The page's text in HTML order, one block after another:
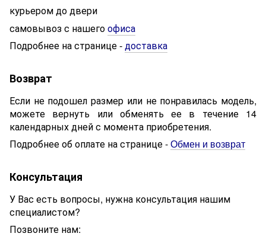
курьером до двери
самовывоз с нашегоофиса
Подробнее на странице - доставка
Возврат
Если не подошел размер или не понравилась модель,
можете вернуть или обменять ее в течение 14
календарных дней с момента приобретения.
Подробнее об оплате на странице - Обмен и возврат
Консультация
У Вас есть вопросы, нужна консультация нашим
специалистом?
Позвоните нам: